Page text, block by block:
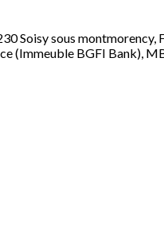
Soisy sous montmorency,
(Immeuble BGFI Bank),